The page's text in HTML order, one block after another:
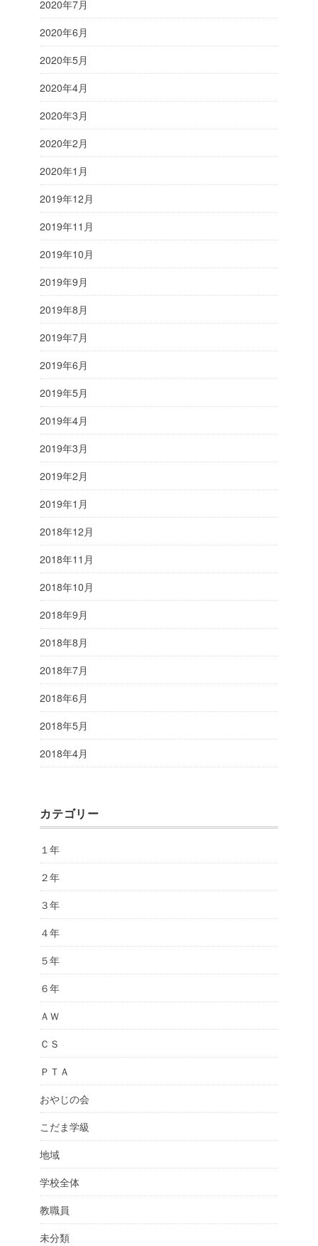
2020年7月
2020年6月
2020年5月
2020年4月
2020年3月
2020年2月
2020年1月
2019年12月
2019年11月
2019年10月
2019年9月
2019年8月
2019年7月
2019年6月
2019年5月
2019年4月
2019年3月
2019年2月
2019年1月
2018年12月
2018年11月
2018年10月
2018年9月
2018年8月
2018年7月
2018年6月
2018年5月
2018年4月
カテゴリー
１年
２年
３年
４年
５年
６年
ＡＷ
ＣＳ
ＰＴＡ
おやじの会
こだま学級
地域
学校全体
教職員
未分類